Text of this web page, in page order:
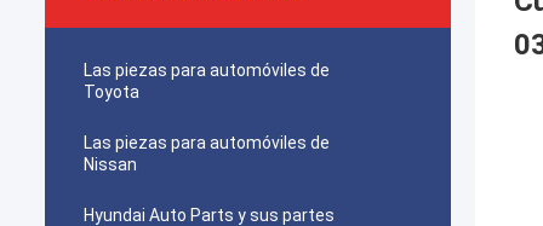
Las piezas para automóviles de
Toyota
Las piezas para automóviles de
Nissan
Hyundai Auto Parts y sus partes